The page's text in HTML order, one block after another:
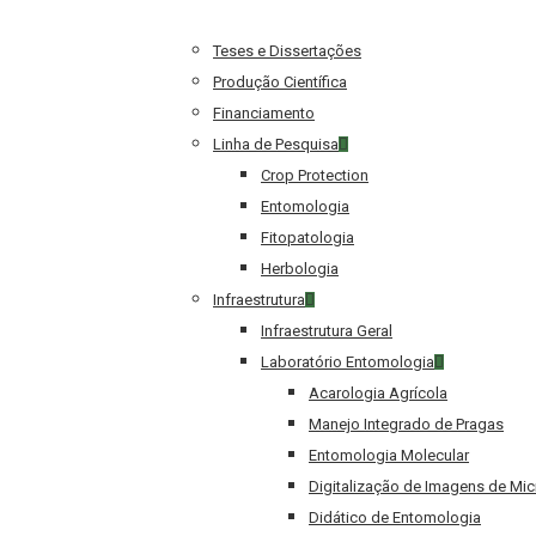
Teses e Dissertações
Produção Científica
Financiamento
Linha de Pesquisa
Crop Protection
Entomologia
Fitopatologia
Herbologia
Infraestrutura
Infraestrutura Geral
Laboratório Entomologia
Acarologia Agrícola
Manejo Integrado de Pragas
Entomologia Molecular
Digitalização de Imagens de
Didático de Entomologia